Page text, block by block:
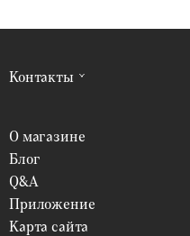
Контакты
О магазине
Блог
Q&A
Приложение
Карта сайта